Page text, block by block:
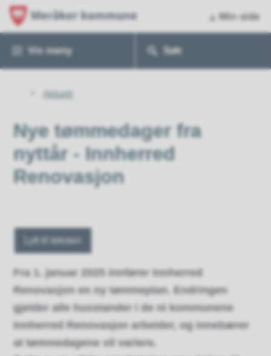
Vis meny Søk
Min side
Aktuelt
Nye tømmedager fra
nyttår - Innherred
Renovasjon
Lytt til teksten
Fra 1. januar 2025 innfører Innherred
Renovasjon en ny tømmeplan. Endringen
gjelder alle husstander i de ni kommunene
Innherred Renovasjon arbeider, og innebærer
at tømmedagene vil variere.